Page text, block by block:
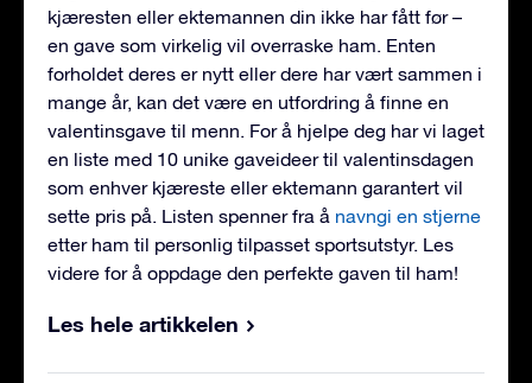
kjæresten eller ektemannen din ikke har fått før –
en gave som virkelig vil overraske ham. Enten
forholdet deres er nytt eller dere har vært sammen i
mange år, kan det være en utfordring å finne en
valentinsgave til menn. For å hjelpe deg har vi laget
en liste med 10 unike gaveideer til valentinsdagen
som enhver kjæreste eller ektemann garantert vil
sette pris på. Listen spenner fra å navngi en stjerne
etter ham til personlig tilpasset sportsutstyr. Les
videre for å oppdage den perfekte gaven til ham!
Les hele artikkelen